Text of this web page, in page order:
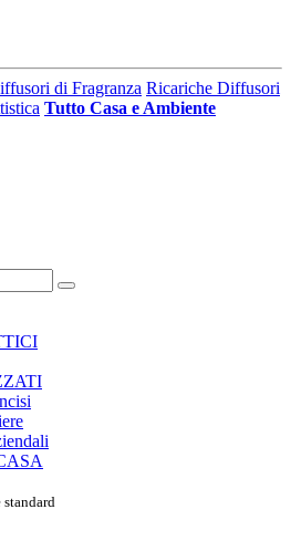
di Fragranza Ricariche Diffusori
Tutto Casa e Ambiente